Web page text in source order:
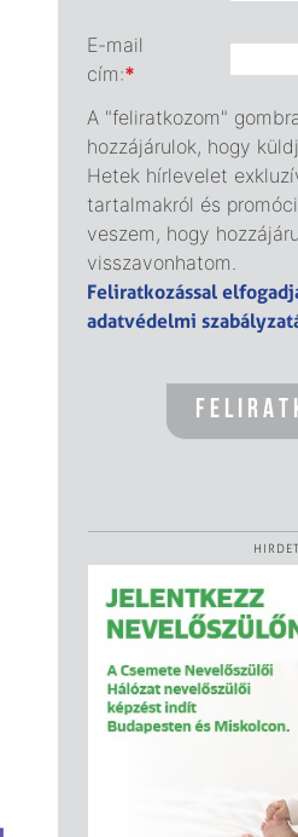
E-mail
cím:*
A "feliratkozom"
hozzájárulok, hogy
Hetek hírlevelet
tartalmakról és
veszem, hogy
visszavonhatom.
Feliratkozással
adatvédelmi